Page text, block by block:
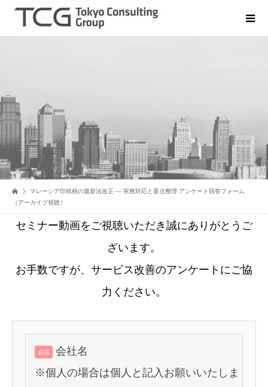
マレーシア印紙税の最新法改正 ― 実務対応と要点整理 アンケート回答フォーム
（アーカイブ視聴）
セミナー動画をご視聴いただき誠にありがとうご
ざいます。
お手数ですが、サービス改善のアンケートにご協
力ください。
必須
会社名
※個人の場合は個人と記入お願いいたしま